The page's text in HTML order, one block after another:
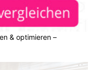
& optimieren –